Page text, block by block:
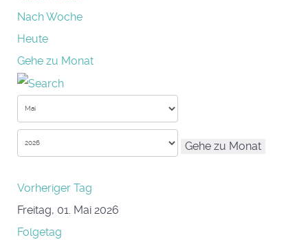
Nach Woche
Heute
Gehe zu Monat
Gehe zu Monat
Vorheriger Tag
Freitag, 01. Mai 2026
Folgetag